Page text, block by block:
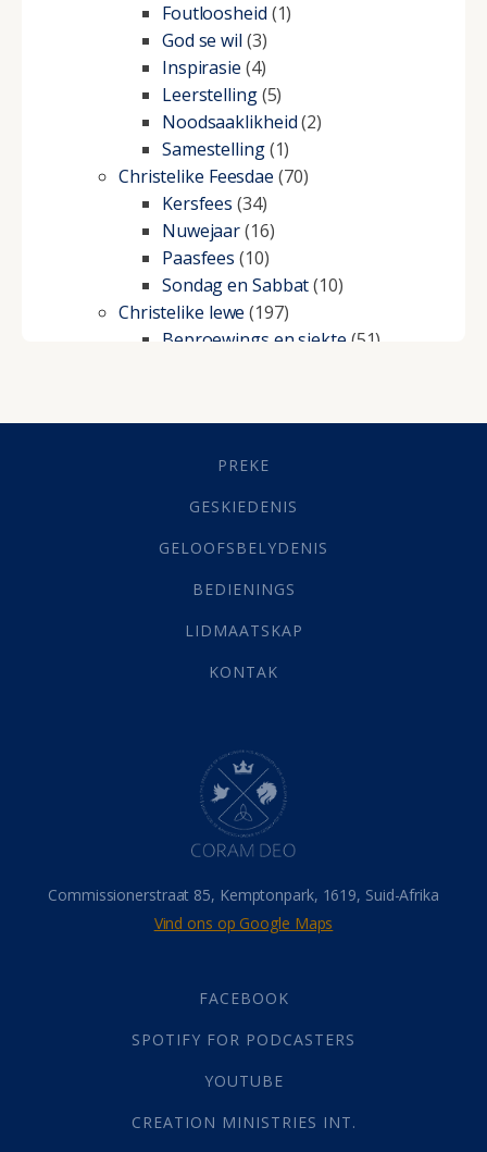
Foutloosheid (1)
God se wil (3)
Inspirasie (4)
Leerstelling(5)
Noodsaaklikheid(2)
Samestelling(1)
Christelike Feesdae (70)
Kersfees (34)
Nuwejaar(16)
Paasfees (10)
Sondag en Sabbat(10)
Christelike lewe (197)
Beproewings en siekte (51)
Geestelike Groei(10)
(21)
Grys Areas(4)
Lewensdoel(3)
Selfondersoek(1)
Werk(22)
(142)
Hemel (31)
Israel (14)
Millennium(1)
Oordeelsdag(19)
Verheerlikte liggaam
Wederkoms
(27)
Gebed(87)
Die Onse Vader(12)
God(392)
Afgode(23)
Almag(1)
PREKE
GESKIEDENIS
GELOOFSBELYDENIS
BEDIENINGS
LIDMAATSKAP
KONTAK
Commissionerstraat 85, Kemptonpark, 1619, Suid-Afrika
Vind ons op Google Maps
FACEBOOK
SPOTIFY FOR PODCASTERS
YOUTUBE
CREATION MINISTRIES INT.